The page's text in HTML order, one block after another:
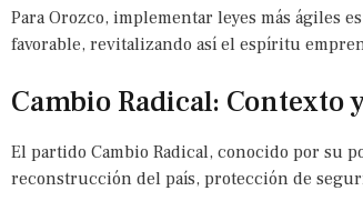
Para Orozco, implementar leyes más ágiles
favorable, revitalizando así el espíritu
Cambio Radical: Contexto
El partido Cambio Radical, conocido por su
reconstrucción del país, protección de